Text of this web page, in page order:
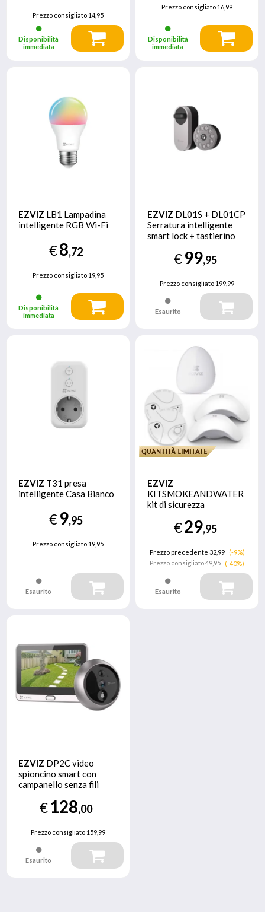
Prezzo consigliato14,95
Disponibilità
immediata
Prezzo consigliato 16,99
Disponibilità
immediata
EZVIZ LB1 Lampadina
intelligente RGB Wi-Fi
€8,72
Prezzo consigliato19,95
Disponibilità
immediata
EZVIZ DL01S + DL01CP
Serratura intelligente
smart lock + tastierino
€99,95
Prezzo consigliato 199,99
Esaurito
EZVIZ T31 presa
intelligente Casa Bianco
€9,95
Prezzo consigliato19,95
Esaurito
EZVIZ
KITSMOKEANDWATER
kit di sicurezza
€29,95
Prezzo precedente 32,99
(-9%)
Prezzo consigliato49,95 (-40%)
Esaurito
EZVIZ DP2C video
spioncino smart con
campanello senza fili
€128,00
Prezzo consigliato159,99
Esaurito